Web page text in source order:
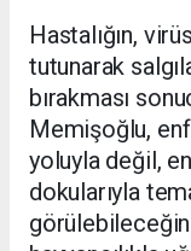
Hastalığın,
tutunarak
bırakması
Memişoğlu,
yoluyla değil,
dokularıyla